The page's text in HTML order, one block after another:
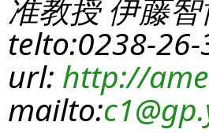
准教授 伊藤智
telto:0238-
url: http://
mailto:c1